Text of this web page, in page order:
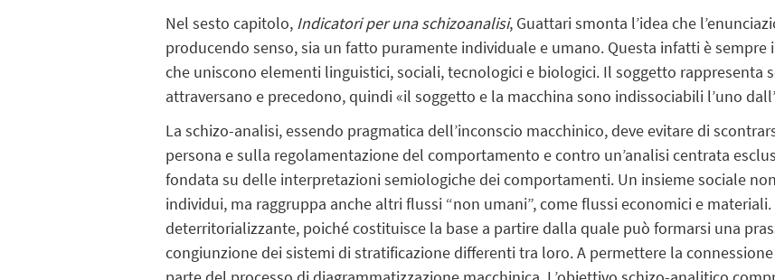
Nel sesto capitolo, Indicatori per una schizoanalisi, Guattari smonta l’idea che
producendo senso, sia un fatto puramente individuale e umano. Questa infatti è
che uniscono elementi linguistici, sociali, tecnologici e biologici. Il soggetto rappresenta
attraversano e precedono, quindi «il soggetto e la macchina sono indissociabili l’uno
La schizo-analisi, essendo pragmatica dell’inconscio macchinico, deve evitare di
persona e sulla regolamentazione del comportamento e contro un’analisi centrata
fondata su delle interpretazioni semiologiche dei comportamenti. Un insieme sociale
individui, ma raggruppa anche altri flussi “non umani”, come flussi economici e
deterritorializzante, poiché costituisce la base a partire dalla quale può formarsi una
congiunzione dei sistemi di stratificazione differenti tra loro. A permettere la